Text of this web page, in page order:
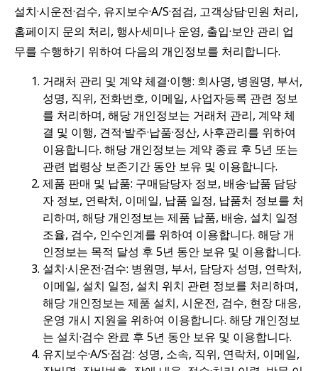
설치·시운전·검수, 유지보수·A/S·점검, 고객상담·민원 처리,
홈페이지 문의 처리, 행사·세미나 운영, 출입·보안 관리 업
무를 수행하기 위하여 다음의 개인정보를 처리합니다.
거래처 관리 및 계약 체결·이행: 회사명, 병원명, 부서,
성명, 직위, 전화번호, 이메일, 사업자등록 관련 정보
를 처리하며, 해당 개인정보는 거래처 관리, 계약 체
결 및 이행, 견적·발주·납품·정산, 사후관리를 위하여
이용합니다. 해당 개인정보는 계약 종료 후 5년 또는
관련 법령상 보존기간 동안 보유 및 이용합니다.
제품 판매 및 납품: 구매담당자 정보, 배송·납품 담당
자 정보, 연락처, 이메일, 납품 일정, 납품처 정보를 처
리하며, 해당 개인정보는 제품 납품, 배송, 설치 일정
조율, 검수, 인수인계를 위하여 이용합니다. 해당 개
인정보는 목적 달성 후 5년 동안 보유 및 이용합니다.
설치·시운전·검수: 병원명, 부서, 담당자 성명, 연락처,
이메일, 설치 일정, 설치 위치 관련 정보를 처리하며,
해당 개인정보는 제품 설치, 시운전, 검수, 현장 대응,
운영 개시 지원을 위하여 이용합니다. 해당 개인정보
는 설치·검수 완료 후 5년 동안 보유 및 이용합니다.
유지보수·A/S·점검: 성명, 소속, 직위, 연락처, 이메일,